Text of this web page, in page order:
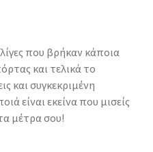
που βρήκαν κάποια
και τελικά το
και συγκεκριμένη
είναι εκείνα που μισείς
μέτρα σου!